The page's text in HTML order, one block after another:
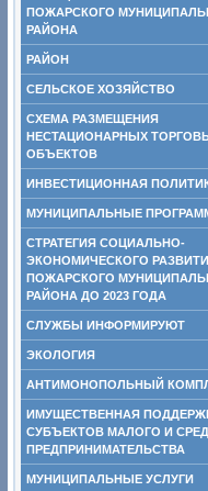
ПОЖАРСКОГО
РАЙОНА
РАЙОН
СЕЛЬСКОЕ ХОЗЯЙСТВО
СХЕМА РАЗМЕЩЕНИЯ
НЕСТАЦИОНАРНЫХ
ОБЪЕКТОВ
ИНВЕСТИЦИОННАЯ
МУНИЦИПАЛЬНЫЕ
СТРАТЕГИЯ СОЦИАЛЬНО-
ЭКОНОМИЧЕСКОГО
ПОЖАРСКОГО
РАЙОНА ДО 2023 ГОДА
СЛУЖБЫ ИНФОРМИРУЮТ
ЭКОЛОГИЯ
АНТИМОНОПОЛЬНЫЙ
ИМУЩЕСТВЕННАЯ
СУБЪЕКТОВ МАЛОГО И
ПРЕДПРИНИМАТЕЛЬСТВА
МУНИЦИПАЛЬНЫЕ УСЛУГИ